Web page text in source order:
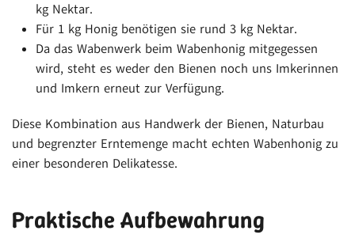
kg Nektar.
Für 1 kg Honig benötigen sie rund 3 kg Nektar.
Da das Wabenwerk beim Wabenhonig mitgegessen
wird, steht es weder den Bienen noch uns Imkerinnen
und Imkern erneut zur Verfügung.
Diese Kombination aus Handwerk der Bienen, Naturbau
und begrenzter Erntemenge macht echten Wabenhonig zu
einer besonderen Delikatesse.
Praktische Aufbewahrung